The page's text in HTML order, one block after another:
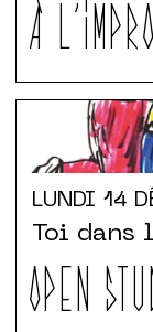
À
LUNDI 14
OPEN
Toi dans